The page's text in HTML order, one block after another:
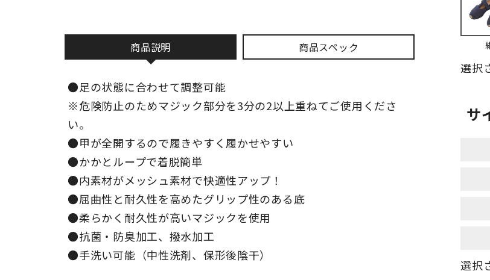
商品説明 商品スペック
●足の状態に合わせて調整可能
※危険防止のためマジック部分を3分の2以上重ねてご使用くださ
い。
●甲が全開するので履きやすく履かせやすい
●かかとループで着脱簡単
●内素材がメッシュ素材で快適性アップ！
●屈曲性と耐久性を高めたグリップ性のある底
●柔らかく耐久性が高いマジックを使用
●抗菌・防臭加工、撥水加工
●手洗い可能（中性洗剤、保形後陰干）
選択
サ
選択